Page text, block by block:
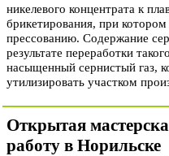
никелевого концентрата к
брикетирования, при
прессованию. Содержание
результате переработки
насыщенный сернистый газ,
утилизировать участком
Открытая
работу в Норильске